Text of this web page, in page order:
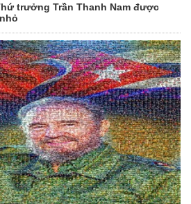
trưởng Trần Thanh Nam được